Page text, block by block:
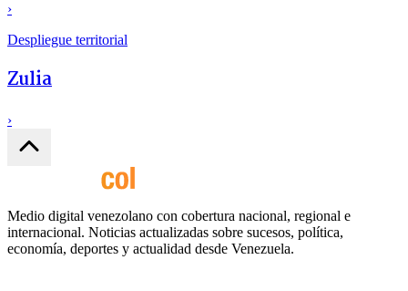
›
Despliegue territorial
Zulia
›
Medio digital venezolano con cobertura nacional, regional e
internacional. Noticias actualizadas sobre sucesos, política,
economía, deportes y actualidad desde Venezuela.